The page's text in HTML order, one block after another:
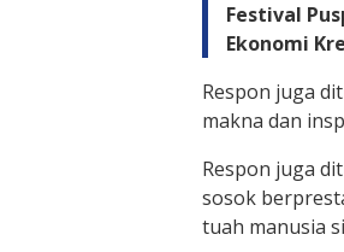
Festival
Ekonomi
Respon juga
makna dan
Respon juga
sosok
tuah manusia